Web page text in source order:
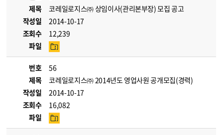
제목
코레일로지스㈜ 상임이사(관리본부장) 모집 공고
작성일
2014-10-17
조회수
12,239
파일
번호
56
제목
코레일로지스㈜ 2014년도 영업사원 공개모집(경력)
작성일
2014-10-17
조회수
16,082
파일